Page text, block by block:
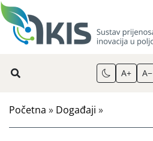
A+ A−
Početna » Događaji »